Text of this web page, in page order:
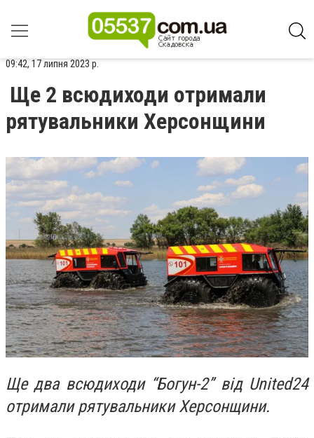
09:42, 17 липня 2023 р.
Ще 2 всюдиходи отримали
рятувальники Херсонщини
Ще два всюдиходи “Богун-2” від United24
отримали рятувальники Херсонщини.